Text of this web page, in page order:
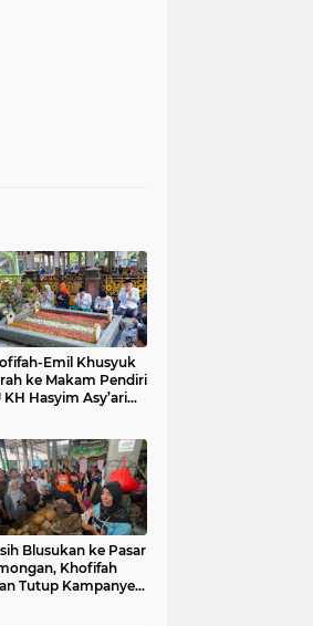
Emil Khusyuk
ke Makam Pendiri
KH Hasyim Asy’ari
Blusukan ke Pasar
Khofifah
Tutup Kampanye